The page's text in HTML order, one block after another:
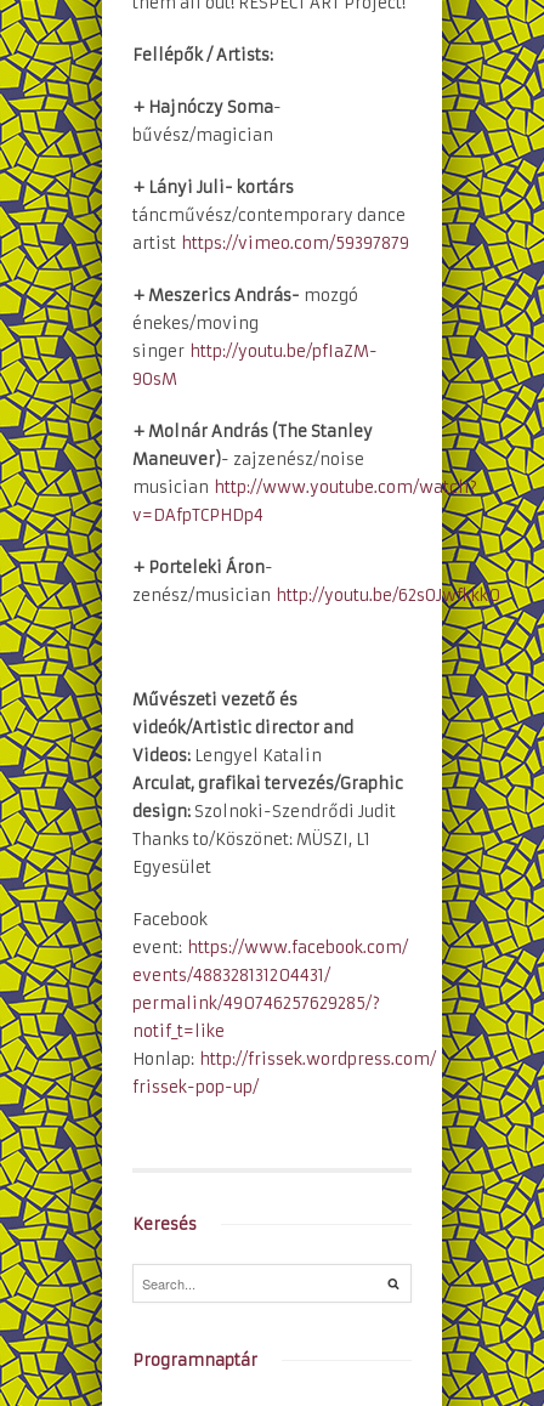
Fellépők / Artists:
+ Hajnóczy Soma-
bűvész/magician
+ Lányi Juli- kortárs
táncművész/contemporary dance
artist https://vimeo.com/59397879
+ Meszerics András- mozgó
énekes/moving
singer http://youtu.be/pfIaZM-
9OsM
+ Molnár András (The Stanley
Maneuver)- zajzenész/noise
musician http://www.youtube.com/watch?
v=DAfpTCPHDp4
+ Porteleki Áron-
zenész/musician http://youtu.be/62sOJwfkkk0
Művészeti vezető és
videók/Artistic director and
Videos: Lengyel Katalin
Arculat, grafikai tervezés/Graphic
design: Szolnoki-Szendrődi Judit
Thanks to/Köszönet: MÜSZI, L1
Egyesület
Facebook
event: https://www.facebook.com/
events/488328131204431/
permalink/490746257629285/?
notif_t=like
Honlap: http://frissek.wordpress.com/
frissek-pop-up/
Keresés
Programnaptár